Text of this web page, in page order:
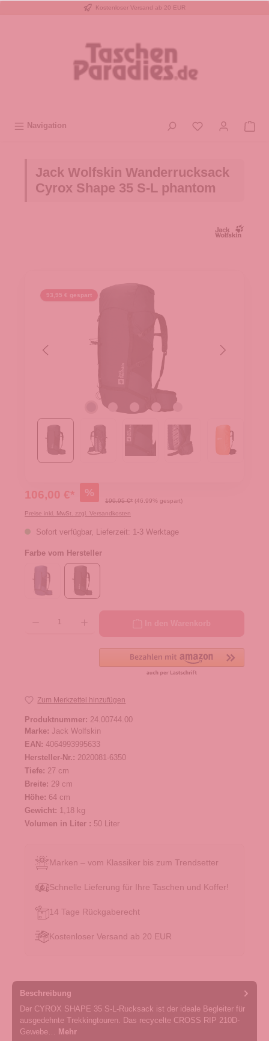
Kostenloser Versand ab 20 EUR
Navigation
Jack Wolfskin Wanderrucksack
Cyrox Shape 35 S-L phantom
93,95 € gespart
106,00 €* %
199,95 €* (46.99% gespart)
Preise inkl. MwSt. zzgl. Versandkosten
Sofort verfügbar, Lieferzeit: 1-3 Werktage
Farbe vom Hersteller
Zum Merkzettel hinzufügen
Produktnummer: 24.00744.00
Marke: Jack Wolfskin
EAN: 4064993995633
Hersteller-Nr.: 2020081-6350
Tiefe: 27 cm
Breite: 29 cm
Höhe: 64 cm
Gewicht: 1,18 kg
Volumen in Liter : 50 Liter
Marken – vom Klassiker bis zum Trendsetter
Schnelle Lieferung für Ihre Taschen und Koffer!
14 Tage Rückgaberecht
Kostenloser Versand ab 20 EUR
Beschreibung
Der CYROX SHAPE 35 S-L-Rucksack ist der ideale Begleiter für
ausgedehnte Trekkingtouren. Das recycelte CROSS RIP 210D-
Gewebe…
Mehr